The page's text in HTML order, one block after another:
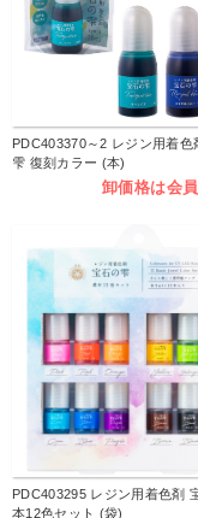
PDC403370～2 レジン用着色
雫 復刻カラー (本)
卸価格は会
PDC403295 レジン用着色剤
本12色セット (袋)